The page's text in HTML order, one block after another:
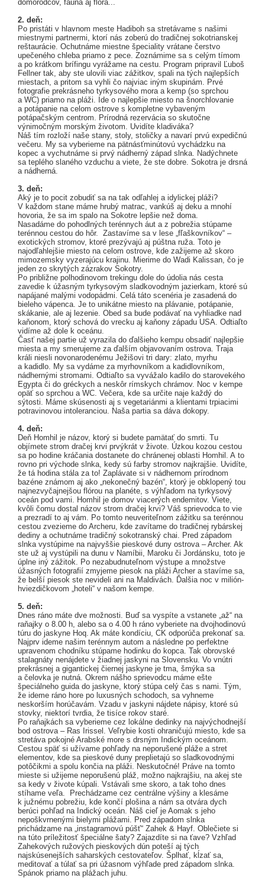
domorodcov, fauna aj flóra...
2. deň:
Po pristáti v hlavnom meste Hadiboh sa stretávame s našimi
miestnymi partnermi, ktorí nás zoberú do tradičnej sokotrianskej
reštaurácie. Ochutnáme miestne špeciality vrátane čerstvo
upečeného chleba priamo z pece. Zoznámime sa s celým tímom
a po krátkom brífingu vyrážame na cestu. Program pripravil Ľuboš
Fellner tak, aby ste ulovili viac zážitkov, spali na tých najlepších
miestach, a pritom sa vyhli čo najviac iným skupinám. Prvé
fotografie prekrásneho tyrkysového mora a kemp (so sprchou
a WC) priamo na pláži. Ide o najlepšie miesto na šnorchlovanie
a potápanie na celom ostrove s kompletne vybaveným
potápačským centrom. Prírodná rezervácia so skutočne
výnimočným morským životom. Uvidíte kladiváka?
Náš tím rozloží naše stany, stoly, stoličky a navarí prvú expedičnú
večeru. My sa vyberieme na pätnásťminútovú vychádzku na
kopec a vychutnáme si prvý nádherný západ slnka. Nadýchnete
sa teplého slaného vzduchu a viete, že ste dobre. Sokotra je drsná
a nádherná.
3. deň:
Aký je to pocit zobudiť sa na tak odľahlej a idylickej pláži?
V každom stane máme hrubý matrac, vankúš aj deku a mnohí
hovoria, že sa im spalo na Sokotre lepšie než doma.
Nasadáme do pohodlných terénnych áut a z pobrežia stúpame
terénnou cestou do hôr. Zastavíme sa v lese „fľaškovníkov“ –
exotických stromov, ktoré prezývajú aj púštna ruža. Toto je
najodľahlejšie miesto na celom ostrove, kde zažijeme až skoro
mimozemsky vyzerajúcu krajinu. Mierime do Wadi Kalissan, čo je
jeden zo skrytých zázrakov Sokotry.
Po približne polhodinovom trekingu dole do údolia nás cesta
zavedie k úžasným tyrkysovým sladkovodným jazierkam, ktoré sú
napájané malými vodopádmi. Celá táto scenéria je zasadená do
bieleho vápenca. Je to unikátne miesto na plávanie, potápanie,
skákanie, ale aj lezenie. Obed sa bude podávať na vyhliadke nad
kaňonom, ktorý schová do vrecku aj kaňony západu USA. Odtiaľto
vidíme až dole k oceánu.
Časť našej partie už vyrazila do ďalšieho kempu obsadiť najlepšie
miesta a my smerujeme za ďalším objavovaním ostrova. Traja
králi niesli novonarodenému Ježišovi tri dary: zlato, myrhu
a kadidlo. My sa vydáme za myrhovníkom a kadidlovníkom,
nádhernými stromami. Odtiaľto sa vyvážalo kadilo do starovekého
Egypta či do gréckych a neskôr rímskych chrámov. Noc v kempe
opäť so sprchou a WC. Večera, kde sa určite naje každý do
sýtosti. Máme skúsenosti aj s vegetariánmi a klientami trpiacimi
potravinovou intoleranciou. Naša partia sa dáva dokopy.
4. deň:
Deň Homhil je názov, ktorý si budete pamätať do smrti. Tu
objímete strom dračej krvi prvýkrát v živote. Úzkou kozou cestou
sa po hodine kráčania dostanete do chránenej oblasti Homhil. A to
rovno pri východe slnka, kedy sú farby stromov najkrajšie. Uvidíte,
že tá hodina stála za to! Zaplávate si v nádhernom prírodnom
bazéne známom aj ako „nekonečný bazén“, ktorý je obklopený tou
najnezvyčajnejšou flórou na planéte, s výhľadom na tyrkysový
oceán pod vami. Homhil je domov viacerých endemitov. Viete,
kvôli čomu dostal názov strom dračej krvi? Váš sprievodca to vie
a prezradí to aj vám. Po tomto neuveriteľnom zážitku sa terénnou
cestou zvezieme do Archeru, kde zavítame do tradičnej rybárskej
dediny a ochutnáme tradičný sokotranský chai. Pred západom
slnka vystúpime na najvyššie pieskové duny ostrova – Archer. Ak
ste už aj vystúpili na dunu v Namíbii, Maroku či Jordánsku, toto je
úplne iný zážitok. Po nezabudnuteľnom výstupe a množstve
úžasných fotografií zmyjeme piesok na pláži Archer a stavíme sa,
že belší piesok ste nevideli ani na Maldivách. Ďalšia noc v milión-
hviezdičkovom „hoteli“ v našom kempe.
5. deň:
Dnes ráno máte dve možnosti. Buď sa vyspíte a vstanete „až“ na
raňajky o 8.00 h, alebo sa o 4.00 h ráno vyberiete na dvojhodinovú
túru do jaskyne Hoq. Ak máte kondíciu, CK odporúča prekonať sa.
Najprv ideme našim terénnym autom a následne po perfektne
upravenom chodníku stúpame hodinku do kopca. Tak obrovské
stalagnáty nenájdete v žiadnej jaskyni na Slovensku. Vo vnútri
prekrásnej a gigantickej čiernej jaskyne je tma, šmýka sa
a čelovka je nutná. Okrem nášho sprievodcu máme ešte
špeciálneho guida do jaskyne, ktorý stúpa celý čas s nami. Tým,
že ideme ráno hore po luxusných schodoch, sa vyhneme
neskorším horúčavám. Vzadu v jaskyni nájdete nápisy, ktoré sú
stovky, niektorí tvrdia, že tisíce rokov staré.
Po raňajkách sa vyberieme cez lokálne dedinky na najvýchodnejší
bod ostrova – Ras Irissel. Veľrybie kosti ohraničujú miesto, kde sa
stretáva pokojné Arabské more s drsným Indickým oceánom.
Cestou späť si užívame pohľady na neporušené pláže a stret
elementov, kde sa pieskové duny preplietajú so sladkovodnými
potôčikmi a spolu končia na pláži. Neskutočné! Práve na tomto
mieste si užijeme neporušenú pláž, možno najkrajšiu, na akej ste
sa kedy v živote kúpali. Vstávali sme skoro, a tak toho dnes
stíhame veľa. Prechádzame cez centrálne výšiny a klesáme
k južnému pobrežiu, kde končí plošina a nám sa otvára dych
berúci pohľad na Indický oceán. Náš cieľ je Aomak s jeho
nepoškvrnenými bielymi plážami. Pred západom slnka
prichádzame na „instagramovú púšť“ Zahek & Hayf. Oblečiete si
na túto príležitosť špeciálne šaty? Zajazdíte si na ťave? Vzhľad
Zahekových ružových pieskových dún poteší aj tých
najskúsenejších saharských cestovateľov. Šplhať, kĺzať sa,
meditovať a túlať sa pri úžasnom výhľade pred západom slnka.
Spánok priamo na plážach juhu.